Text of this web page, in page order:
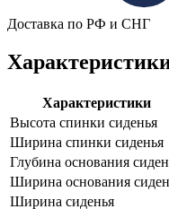
Доставка по РФ и СНГ
Характеристики
Высота спинки сиденья
Ширина спинки сиденья
Глубина основания
Ширина основания
Ширина сиденья